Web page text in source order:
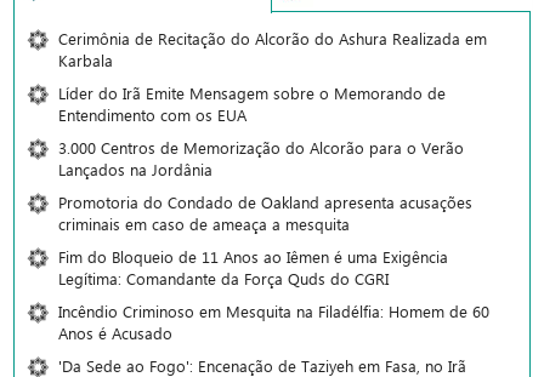
Cerimônia de Recitação do Alcorão do Ashura Realizada em
Karbala
Líder do Irã Emite Mensagem sobre o Memorando de
Entendimento com os EUA
3.000 Centros de Memorização do Alcorão para o Verão
Lançados na Jordânia
Promotoria do Condado de Oakland apresenta acusações
criminais em caso de ameaça a mesquita
Fim do Bloqueio de 11 Anos ao Iêmen é uma Exigência
Legítima: Comandante da Força Quds do CGRI
Incêndio Criminoso em Mesquita na Filadélfia: Homem de 60
Anos é Acusado
'Da Sede ao Fogo': Encenação de Taziyeh em Fasa, no Irã